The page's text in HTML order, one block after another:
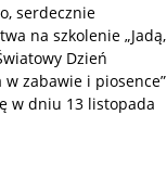
serdecznie
na szkolenie „Jadą,
Dzień
w zabawie i piosence”
w dniu 13 listopada